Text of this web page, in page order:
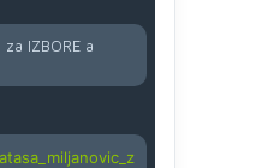
IZBORE a